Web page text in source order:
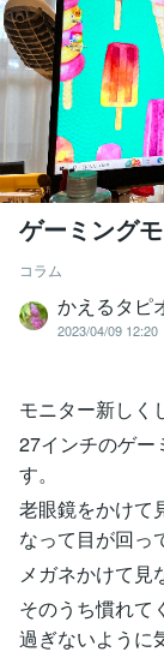
ゲーミング
コラム
かえるタピ
2023/04/09 12:20
モニター新しく
27インチのゲー
す。
老眼鏡をかけて
なって目が回っ
メガネかけて見
そのうち慣れて
過ぎないように